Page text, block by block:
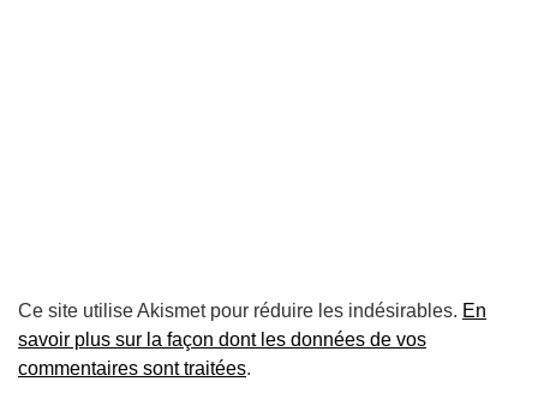
Ce site utilise Akismet pour réduire les indésirables. En
savoir plus sur la façon dont les données de vos
commentaires sont traitées.